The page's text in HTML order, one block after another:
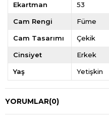
Ekartman 53
Cam Rengi Füme
Cam Tasarımı Çekik
Cinsiyet Erkek
Yaş Yetişkin
YORUMLAR(0)